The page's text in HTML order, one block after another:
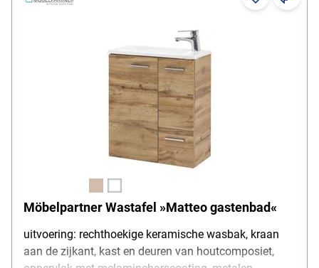
Möbelpartner Wastafel »Matteo gastenbad«
uitvoering: rechthoekige keramische wasbak, kraan
aan de zijkant, kast en deuren van houtcomposiet,